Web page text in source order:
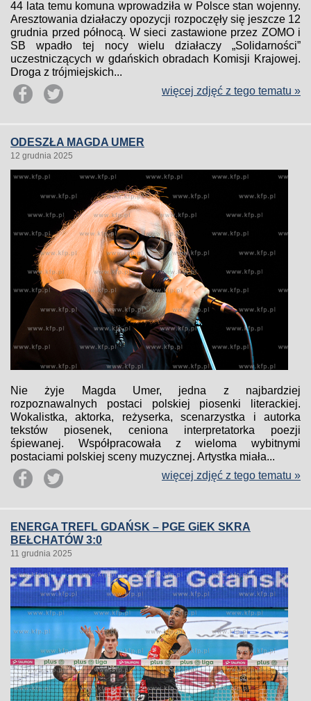
44 lata temu komuna wprowadziła w Polsce stan wojenny.
Aresztowania działaczy opozycji rozpoczęły się jeszcze 12
grudnia przed północą. W sieci zastawione przez ZOMO i
SB wpadło tej nocy wielu działaczy „Solidarności”
uczestniczących w gdańskich obradach Komisji Krajowej.
Droga z trójmiejskich...
więcej zdjęć z tego tematu »
ODESZŁA MAGDA UMER
12 grudnia 2025
Nie żyje Magda Umer, jedna z najbardziej
rozpoznawalnych postaci polskiej piosenki literackiej.
Wokalistka, aktorka, reżyserka, scenarzystka i autorka
tekstów piosenek, ceniona interpretatorka poezji
śpiewanej. Współpracowała z wieloma wybitnymi
postaciami polskiej sceny muzycznej. Artystka miała...
więcej zdjęć z tego tematu »
ENERGA TREFL GDAŃSK – PGE GiEK SKRA
BEŁCHATÓW 3:0
11 grudnia 2025